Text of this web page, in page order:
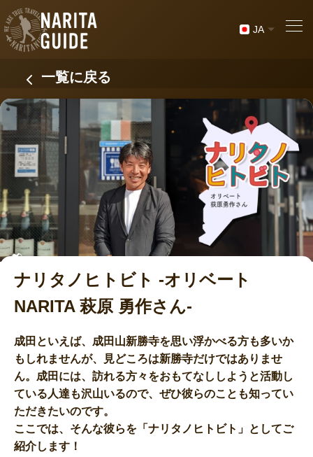
JA
一覧に戻る
ナリタノヒトビト -オリベート
NARITA 萩原 勇作さん-
成田といえば、成田山新勝寺を思い浮かべる方も多いか
もしれませんが、見どころは新勝寺だけではありませ
ん。成田には、訪れる方々をおもてなししようと活動し
ている人達も沢山いるので、ぜひ彼らのことも知ってい
ただきたいのです。
ここでは、そんな彼らを「ナリタノヒトビト」としてご
紹介します！